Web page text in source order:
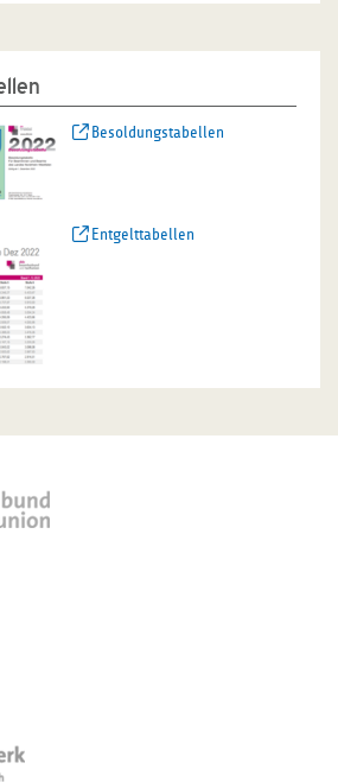
Besoldungstabellen
Entgelttabellen